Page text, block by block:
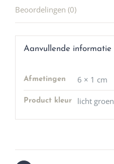
Beoordelingen (0)
Aanvullende informatie
Afmetingen 6 × 1 cm
Product kleur licht groen